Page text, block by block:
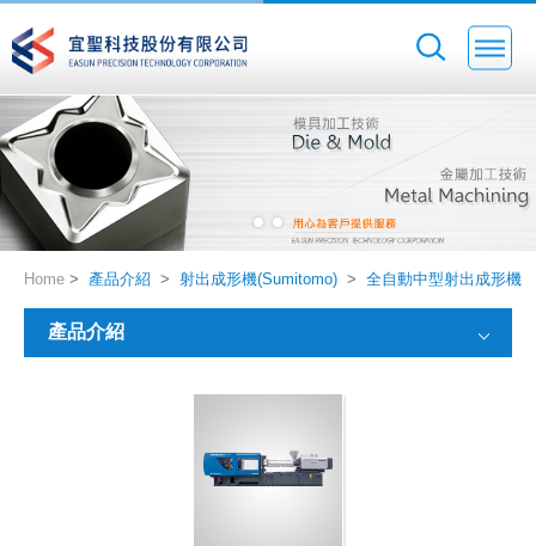
Home > 產品介紹 > 射出成形機(Sumitomo) > 全自動中型射出成形機
產品介紹